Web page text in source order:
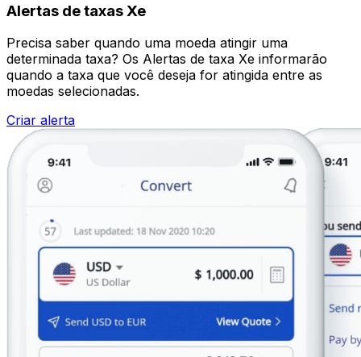
Alertas de taxas Xe
Precisa saber quando uma moeda atingir uma
determinada taxa? Os Alertas de taxa Xe informarão
quando a taxa que você deseja for atingida entre as
moedas selecionadas.
Criar alerta